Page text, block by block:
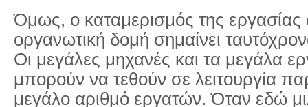
Όμως, o καταμερισμός της εργασίας
οργανωτική δομή σημαίνει
Οι μεγάλες μηχανές και τα μεγάλα
μπορούν να τεθούν σε λειτουργία
μεγάλο αριθμό εργατών. Όταν εδώ